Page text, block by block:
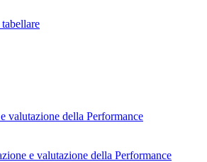
valutazione della Performance
e valutazione della Performance